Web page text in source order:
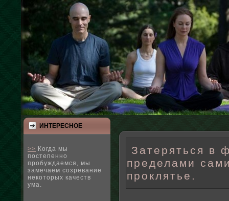
ИНТЕРЕСНΟЕ
>> Когда мы
постепенно
пробуждаемся, мы
замечаем созревание
некоторых качеств
ума.
Затеряться в
пределами
проклятье.